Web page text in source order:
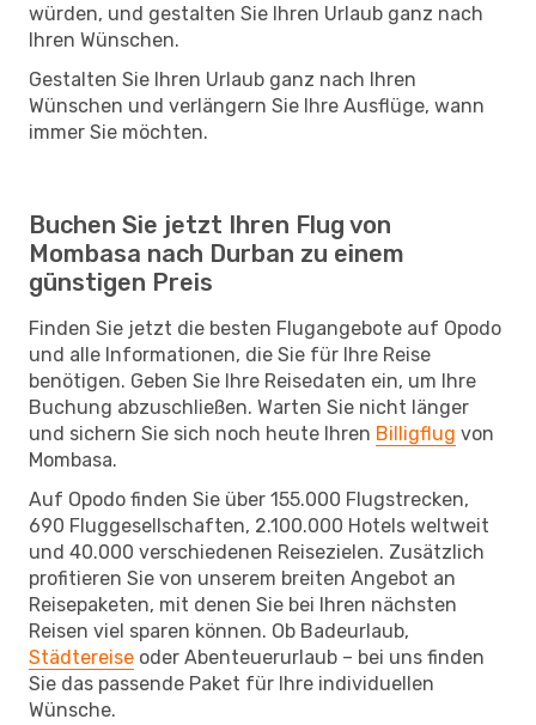
würden, und gestalten Sie Ihren Urlaub ganz nach
Ihren Wünschen.
Gestalten Sie Ihren Urlaub ganz nach Ihren
Wünschen und verlängern Sie Ihre Ausflüge, wann
immer Sie möchten.
Buchen Sie jetzt Ihren Flug von
Mombasa nach Durban zu einem
günstigen Preis
Finden Sie jetzt die besten Flugangebote auf Opodo
und alle Informationen, die Sie für Ihre Reise
benötigen. Geben Sie Ihre Reisedaten ein, um Ihre
Buchung abzuschließen. Warten Sie nicht länger
und sichern Sie sich noch heute Ihren Billigflug von
Mombasa.
Auf Opodo finden Sie über 155.000 Flugstrecken,
690 Fluggesellschaften, 2.100.000 Hotels weltweit
und 40.000 verschiedenen Reisezielen. Zusätzlich
profitieren Sie von unserem breiten Angebot an
Reisepaketen, mit denen Sie bei Ihren nächsten
Reisen viel sparen können. Ob Badeurlaub,
Städtereise oder Abenteuerurlaub – bei uns finden
Sie das passende Paket für Ihre individuellen
Wünsche.